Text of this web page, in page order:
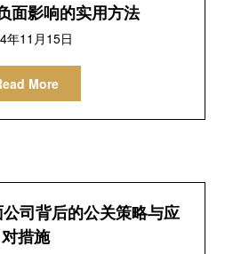
面影响的实用方法
年11月15日
More
司背后的公关策略与应
对措施